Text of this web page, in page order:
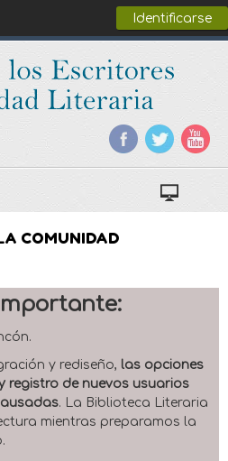
Identificarse
COMUNIDAD
y rediseño, las opciones
registro de nuevos usuarios
. La Biblioteca Literaria
mientras preparamos la